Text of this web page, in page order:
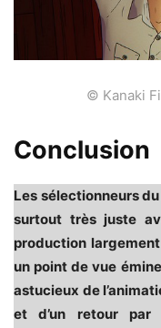
© Kanaki
Conclusion
Les sélectionneurs
surtout très juste
production
un point de vue
astucieux de
et d’un retour par